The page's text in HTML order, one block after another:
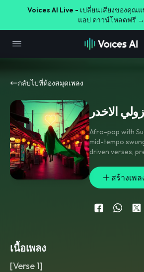
Voices AI Live - เปลี่ยนเสียงของคุณ
แอป ดาวน์โหลดฟรี →
กลับไปที่ห้องสมุดเพลง
زولي الاخدر
Afro-pop with
mid-tempo
driven verses,
opens with
lifted melodic
into each chorus
synth stab on
final lift with
สร้างเพล
เนื้อเพลง
[Verse 1]